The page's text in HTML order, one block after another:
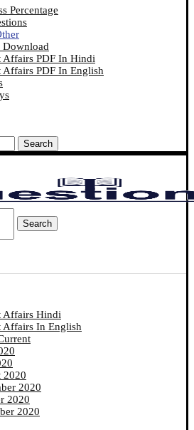
Percentage
Affairs PDF In Hindi
PDF In English
Search
Search
Affairs Hindi
Affairs In English
2020
2020
2020
2020